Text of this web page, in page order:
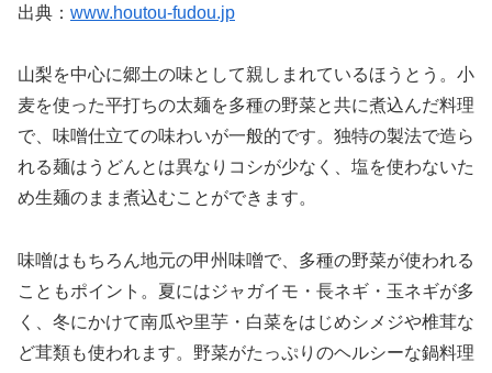
出典： www.houtou-fudou.jp
山梨を中心に郷土の味として親しまれているほうとう。小
麦を使った平打ちの太麺を多種の野菜と共に煮込んだ料理
で、味噌仕立ての味わいが一般的です。独特の製法で造ら
れる麺はうどんとは異なりコシが少なく、塩を使わないた
め生麺のまま煮込むことができます。
味噌はもちろん地元の甲州味噌で、多種の野菜が使われる
こともポイント。夏にはジャガイモ・長ネギ・玉ネギが多
く、冬にかけて南瓜や里芋・白菜をはじめシメジや椎茸な
ど茸類も使われます。野菜がたっぷりのヘルシーな鍋料理